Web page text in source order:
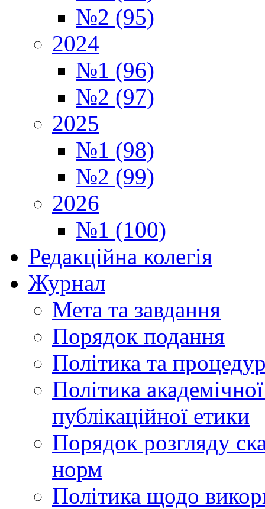
№2 (95)
2024
№1 (96)
№2 (97)
2025
№1 (98)
№2 (99)
2026
№1 (100)
Редакційна колегія
Журнал
Мета та завдання
Порядок подання
Політика та
Політика
публікаційної етики
Порядок розгляду
норм
Політика щодо